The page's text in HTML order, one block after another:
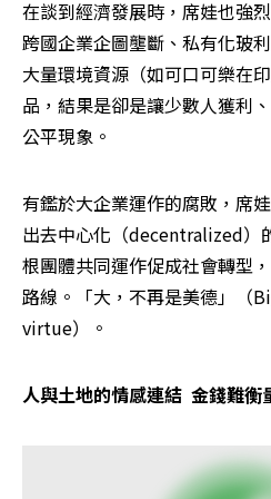
在談到經濟發展時，席娃也強
跨國企業企圖壟斷、私有化玻
大量環境資源（如可口可樂在
品，結果是卻是讓少數人獲利
公平現象。
有鑑於大企業運作的腐敗，席
出去中心化（decentralized）
根團體共同運作促成社會轉型
路線。「大，不再是美德」（
virtue）。
人與土地的情感連結  金錢難衡